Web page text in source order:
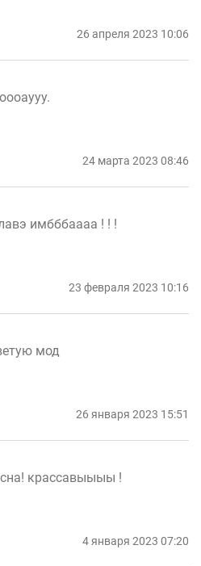
26 апреля 2023 10:06
24 марта 2023 08:46
имбббаааа ! ! !
23 февраля 2023 10:16
мод
26 января 2023 15:51
крассавыыыы !
4 января 2023 07:20